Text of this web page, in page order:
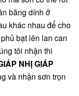
băng dính ở
khác nhau để cho
bạt lên lan can
tôi nhận thi
NHỊ GIÁP
và nhận sơn trọn